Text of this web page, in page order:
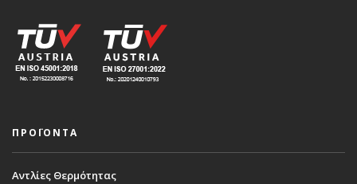
ΠΡΟΪΟΝΤΑ
Αντλίες Θερμότητας